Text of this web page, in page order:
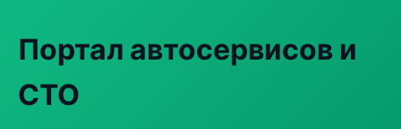
Портал автосервисов и
СТО